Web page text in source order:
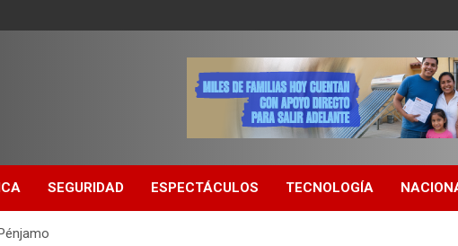
SEGURIDAD ESPECTÁCULOS TECNOLOGÍA